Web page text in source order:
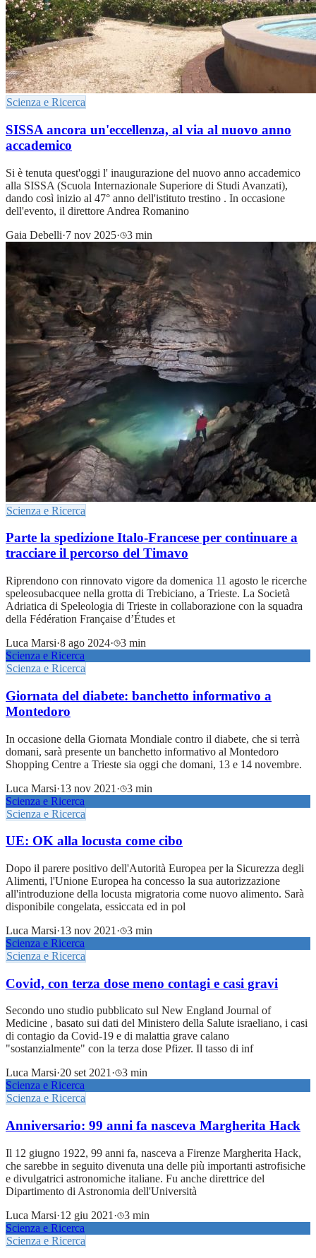
Scienza e Ricerca
SISSA ancora un'eccellenza, al via al nuovo anno
accademico
Si è tenuta quest'oggi l' inaugurazione del nuovo anno accademico
alla SISSA (Scuola Internazionale Superiore di Studi Avanzati),
dando così inizio al 47° anno dell'istituto trestino . In occasione
dell'evento, il direttore Andrea Romanino
Gaia Debelli·7 nov 2025· 3 min
Scienza e Ricerca
Parte la spedizione Italo-Francese per continuare a
tracciare il percorso del Timavo
Riprendono con rinnovato vigore da domenica 11 agosto le ricerche
speleosubacquee nella grotta di Trebiciano, a Trieste. La Società
Adriatica di Speleologia di Trieste in collaborazione con la squadra
della Fédération Française d’Études et
Luca Marsi·8 ago 2024·
3 min
Scienza e Ricerca
Scienza e Ricerca
Giornata del diabete: banchetto informativo a
Montedoro
In occasione della Giornata Mondiale contro il diabete, che si terrà
domani, sarà presente un banchetto informativo al Montedoro
Shopping Centre a Trieste sia oggi che domani, 13 e 14 novembre.
Luca Marsi·13 nov 2021 ·
3 min
Scienza e Ricerca
Scienza e Ricerca
UE: OK alla locusta come cibo
Dopo il parere positivo dell'Autorità Europea per la Sicurezza degli
Alimenti, l'Unione Europea ha concesso la sua autorizzazione
all'introduzione della locusta migratoria come nuovo alimento. Sarà
disponibile congelata, essiccata ed in pol
Luca Marsi·13 nov 2021 ·
3 min
Scienza e Ricerca
Scienza e Ricerca
Covid, con terza dose meno contagi e casi gravi
Secondo uno studio pubblicato sul New England Journal of
Medicine , basato sui dati del Ministero della Salute israeliano, i casi
di contagio da Covid-19 e di malattia grave calano
"sostanzialmente" con la terza dose Pfizer. Il tasso di inf
Luca Marsi·20 set 2021·
3 min
Scienza e Ricerca
Scienza e Ricerca
Anniversario: 99 anni fa nasceva Margherita Hack
Il 12 giugno 1922, 99 anni fa, nasceva a Firenze Margherita Hack,
che sarebbe in seguito divenuta una delle più importanti astrofisiche
e divulgatrici astronomiche italiane. Fu anche direttrice del
Dipartimento di Astronomia dell'Università
Luca Marsi·12 giu 2021 ·
3 min
Scienza e Ricerca
Scienza e Ricerca